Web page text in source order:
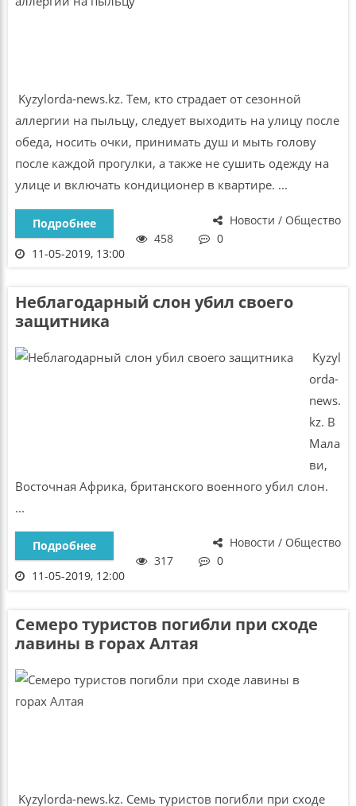
Kyzylorda-news.kz. Тем, кто страдает от сезонной
аллергии на пыльцу, следует выходить на улицу после
обеда, носить очки, принимать душ и мыть голову
после каждой прогулки, а также не сушить одежду на
улице и включать кондиционер в квартире. ...
Новости / Общество
Подробнее
458
0
11-05-2019, 13:00
Неблагодарный слон убил своего
защитника
Kyzyl
orda-
news.
kz. В
Мала
ви,
Восточная Африка, британского военного убил слон.
...
Новости / Общество
Подробнее
317
0
11-05-2019, 12:00
Семеро туристов погибли при сходе
лавины в горах Алтая
Kyzylorda-news.kz. Семь туристов погибли при сходе